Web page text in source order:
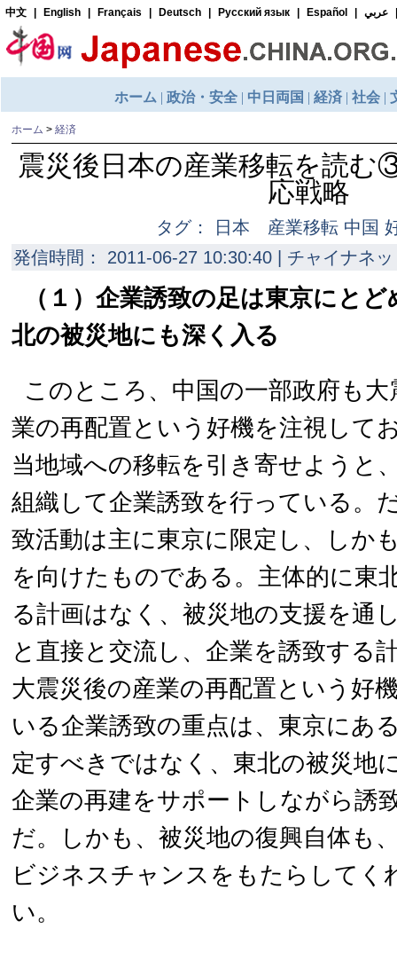
ホーム > 経済
震災後日本の産業移転を読む
応戦略
タグ： 日本 産業移転 中国
発信時間： 2011-06-27 10:30:40 | チャイナネ
（１）企業誘致の足は東京にと
北の被災地にも深く入る
このところ、中国の一部政府も
業の再配置という好機を注視して
当地域への移転を引き寄せようと
組織して企業誘致を行っている。
致活動は主に東京に限定し、しか
を向けたものである。主体的に東
る計画はなく、被災地の支援を通
と直接と交流し、企業を誘致する
大震災後の産業の再配置という好
いる企業誘致の重点は、東京にあ
定すべきではなく、東北の被災地
企業の再建をサポートしながら誘
だ。しかも、被災地の復興自体も
ビジネスチャンスをもたらしてく
い。